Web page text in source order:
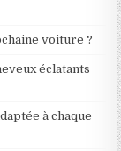
voiture ?
éclatants
à chaque